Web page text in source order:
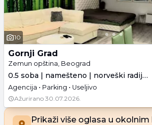
10
Gornji Grad
Zemun opština, Beograd
0.5 soba | namešteno | norveški radijatori
Agencija • Parking • Useljivo
Ažurirano 30.07.2026.
Prikaži više oglasa u